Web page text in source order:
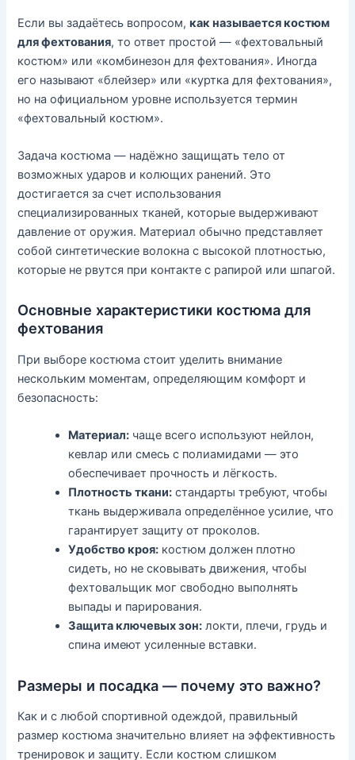
Если вы задаётесь вопросом,как называется костюм
для фехтования, то ответ простой — «фехтовальный
костюм» или «комбинезон для фехтования». Иногда
его называют «блейзер» или «куртка для фехтования»,
но на официальном уровне используется термин
«фехтовальный костюм».
Задача костюма — надёжно защищать тело от
возможных ударов и колющих ранений. Это
достигается за счет использования
специализированных тканей, которые выдерживают
давление от оружия. Материал обычно представляет
собой синтетические волокна с высокой плотностью,
которые не рвутся при контакте с рапирой или шпагой.
Основные характеристики костюма для
фехтования
При выборе костюма стоит уделить внимание
нескольким моментам, определяющим комфорт и
безопасность:
Материал: чаще всего используют нейлон,
кевлар или смесь с полиамидами — это
обеспечивает прочность и лёгкость.
Плотность ткани: стандарты требуют, чтобы
ткань выдерживала определённое усилие, что
гарантирует защиту от проколов.
Удобство кроя: костюм должен плотно
сидеть, но не сковывать движения, чтобы
фехтовальщик мог свободно выполнять
выпады и парирования.
Защита ключевых зон: локти, плечи, грудь и
спина имеют усиленные вставки.
Размеры и посадка — почему это важно?
Как и с любой спортивной одеждой, правильный
размер костюма значительно влияет на эффективность
тренировок и защиту. Если костюм слишком